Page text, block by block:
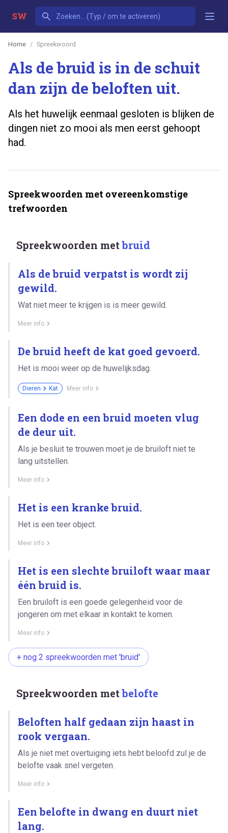
SW
Home Spreekwoord
Als de bruid is in de schuit
dan zijn de beloften uit.
Als het huwelijk eenmaal gesloten is blijken de
dingen niet zo mooi als men eerst gehoopt
had.
Spreekwoorden met overeenkomstige
trefwoorden
Spreekwoorden metbruid
Als de bruid verpatst is wordt zij
gewild.
Wat niet meer te krijgen is is meer gewild.
Meer info
De bruid heeft de kat goed gevoerd.
Het is mooi weer op de huwelijksdag.
Dieren Kat Meer info
Een dode en een bruid moeten vlug
de deur uit.
Als je besluit te trouwen moet je de bruiloft niet te
lang uitstellen.
Meer info
Het is een kranke bruid.
Het is een teer object.
Meer info
Het is een slechte bruiloft waar maar
één bruid is.
Een bruiloft is een goede gelegenheid voor de
jongeren om met elkaar in kontakt te komen.
Meer info
+ nog 2 spreekwoorden met 'bruid'
Spreekwoorden metbelofte
Beloften half gedaan zijn haast in
rook vergaan.
Als je niet met overtuiging iets hebt beloofd zul je de
belofte vaak snel vergeten.
Meer info
Een belofte in dwang en duurt niet
lang.